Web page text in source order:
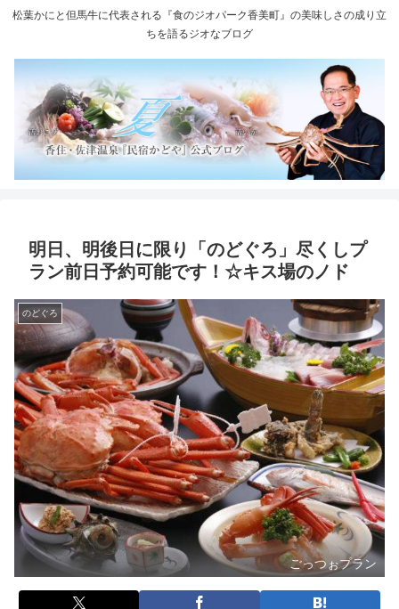
松葉かにと但馬牛に代表される『食のジオパーク香美町』の美味しさの成り立
ちを語るジオなブログ
明日、明後日に限り「のどぐろ」尽くしプ
ラン前日予約可能です！☆キス場のノド
のどぐろ
ごっつぉプラン